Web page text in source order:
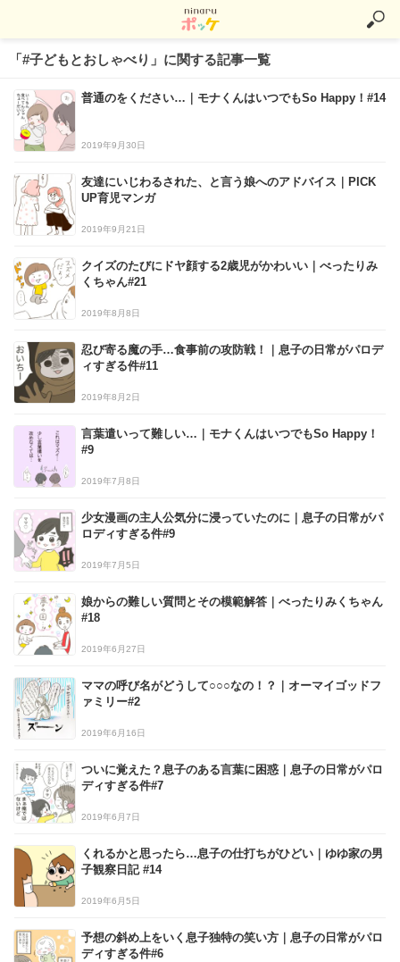
「#子どもとおしゃべり」に関する記事一覧
普通のをください…｜モナくんはいつでもSo Happy！#14
2019年9月30日
友達にいじわるされた、と言う娘へのアドバイス｜PICK
UP育児マンガ
2019年9月21日
クイズのたびにドヤ顔する2歳児がかわいい｜べったりみ
くちゃん#21
2019年8月8日
忍び寄る魔の手…食事前の攻防戦！｜息子の日常がパロデ
ィすぎる件#11
2019年8月2日
言葉遣いって難しい…｜モナくんはいつでもSo Happy！
#9
2019年7月8日
少女漫画の主人公気分に浸っていたのに｜息子の日常がパ
ロディすぎる件#9
2019年7月5日
娘からの難しい質問とその模範解答｜べったりみくちゃん
#18
2019年6月27日
ママの呼び名がどうして○○○なの！？｜オーマイゴッドフ
ァミリー#2
2019年6月16日
ついに覚えた？息子のある言葉に困惑｜息子の日常がパロ
ディすぎる件#7
2019年6月7日
くれるかと思ったら…息子の仕打ちがひどい｜ゆゆ家の男
子観察日記 #14
2019年6月5日
予想の斜め上をいく息子独特の笑い方｜息子の日常がパロ
ディすぎる件#6